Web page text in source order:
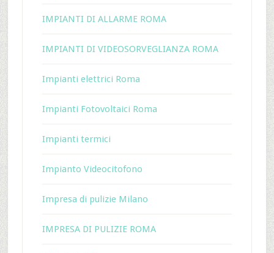
IMPIANTI DI ALLARME ROMA
IMPIANTI DI VIDEOSORVEGLIANZA ROMA
Impianti elettrici Roma
Impianti Fotovoltaici Roma
Impianti termici
Impianto Videocitofono
Impresa di pulizie Milano
IMPRESA DI PULIZIE ROMA